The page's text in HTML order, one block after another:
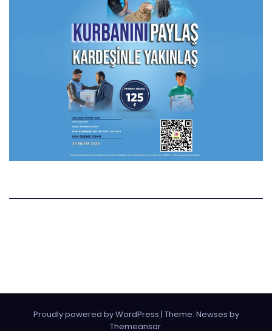
Proudly powered by WordPress | Theme: Newses by
Themeansar.